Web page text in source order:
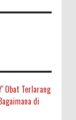
Obat Terlarang
di